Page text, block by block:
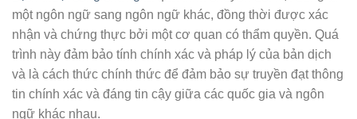
một ngôn ngữ sang ngôn ngữ khác, đồng thời được xác
nhận và chứng thực bởi một cơ quan có thẩm quyền. Quá
trình này đảm bảo tính chính xác và pháp lý của bản dịch
và là cách thức chính thức để đảm bảo sự truyền đạt thông
tin chính xác và đáng tin cậy giữa các quốc gia và ngôn
ngữ khác nhau.